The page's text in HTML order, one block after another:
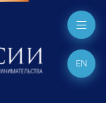
EN